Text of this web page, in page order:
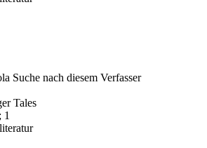
Suche nach diesem Verfasser
Tales
1